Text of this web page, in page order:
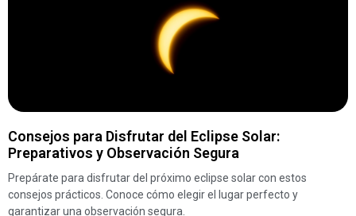
Consejos para Disfrutar del Eclipse Solar:
Preparativos y Observación Segura
Prepárate para disfrutar del próximo eclipse solar con estos
consejos prácticos. Conoce cómo elegir el lugar perfecto y
garantizar una observación segura.